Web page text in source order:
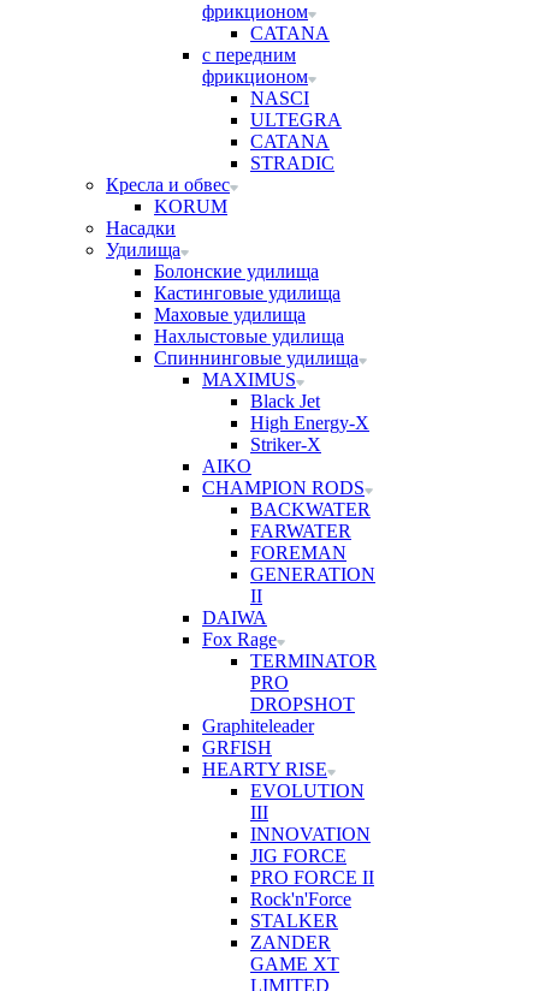
фрикционом
CATANA
с передним
фрикционом
NASCI
ULTEGRA
CATANA
STRADIC
Кресла и обвес
KORUM
Насадки
Удилища
Болонские удилища
Кастинговые удилища
Маховые удилища
Нахлыстовые удилища
Спиннинговые удилища
MAXIMUS
Black Jet
High Energy-X
Striker-X
AIKO
CHAMPION RODS
BACKWATER
FARWATER
FOREMAN
GENERATION
II
DAIWA
Fox Rage
TERMINATOR
PRO
DROPSHOT
Graphiteleader
GRFISH
HEARTY RISE
EVOLUTION
III
INNOVATION
JIG FORCE
PRO FORCE II
Rock'n'Force
STALKER
ZANDER
GAME XT
LIMITED